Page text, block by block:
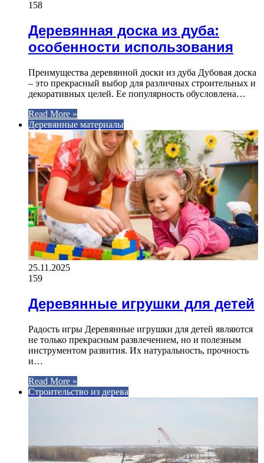
158
Деревянная доска из дуба:
особенности использования
Преимущества деревянной доски из дуба Дубовая доска
– это прекрасный выбор для различных строительных и
декоративных целей. Ее популярность обусловлена…
Read More »
Деревянные материалы
25.11.2025
159
Деревянные игрушки для детей
Радость игры Деревянные игрушки для детей являются
не только прекрасным развлечением, но и полезным
инструментом развития. Их натуральность, прочность
и…
Read More »
Строительство из дерева